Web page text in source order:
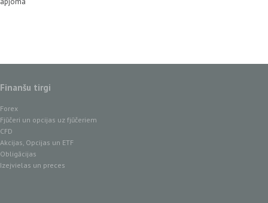
Finanšu tirgi
Forex
Fjūčeri un opcijas uz fjūčeriem
CFD
Akcijas, Opcijas un ETF
Obligācijas
Izejvielas un preces